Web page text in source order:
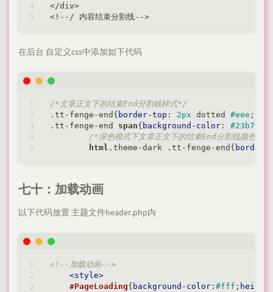
</div>
< ! - - / 内容结束分割线- ->
在后台 自定义css中添加如下代码
/*文章正文下的结束End分割线样式*/
.tt-fenge-end { border-top : 2px dotted #eee ;
.tt-fenge-end
span{ background-color : #23b7e5
/*深色模式下文章正文下的结束End分割线颜色*/
html .theme-dark .tt-fenge-end { border-
七十：加载动画
以下代码放置 主题文件header.php内
<!--加载动画-->
<style>
#PageLoading{ background-color : #fff ; height